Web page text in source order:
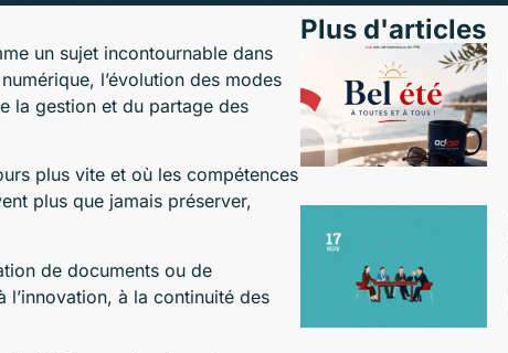
un sujet incontournable dans
l’évolution des modes
la gestion et du partage des
plus vite et où les compétences
plus que jamais préserver,
de documents ou de
à la continuité des
Plus d'articles